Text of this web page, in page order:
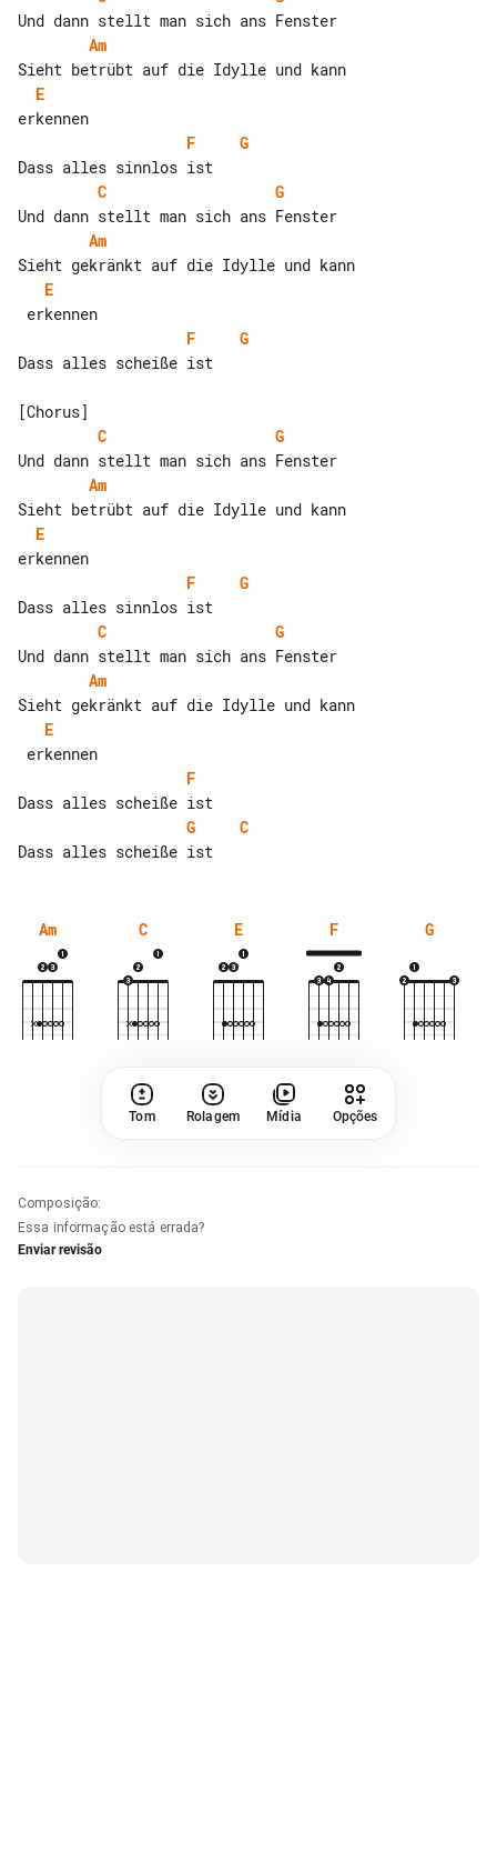
Am
E
F
G
C
G
Am
E
F
G
Dass alles scheiße ist
C
G
Am
E
F
G
C
G
Am
E
F
G
C
Am C E F G
Tom Rolagem Mídia Opções
Composição:
Essa informação está errada?
Enviar revisão